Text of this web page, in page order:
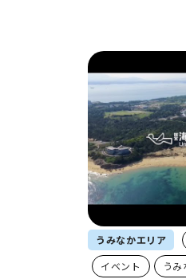
うみなかエリア
イベント
うみ